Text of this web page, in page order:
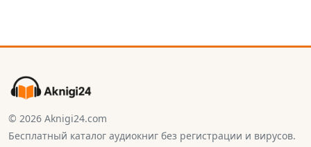
© 2026 Aknigi24.com
Бесплатный каталог аудиокниг без регистрации и вирусов.